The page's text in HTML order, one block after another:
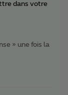
dans votre
» une fois la